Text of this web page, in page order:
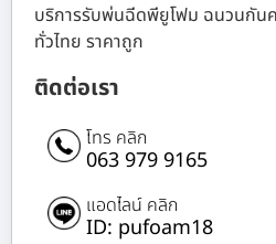
บริการรับพ่นฉีดพียูโฟม ฉนวนกัน
ทั่วไทย ราคาถูก
ติดต่อเรา
โทร คลิก
063 979 9165
แอดไลน์ คลิก
ID: pufoam18